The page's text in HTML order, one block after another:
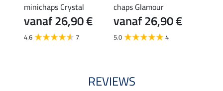
minichaps Crystal
vanaf 26,90 €
4.6 7
chaps Glamour
vanaf 26,90 €
5.0 4
REVIEWS